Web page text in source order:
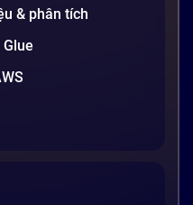
& phân tích